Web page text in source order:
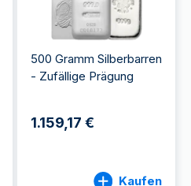
500 Gramm Silberbarren
- Zufällige Prägung
1.159,17 €
Kaufen